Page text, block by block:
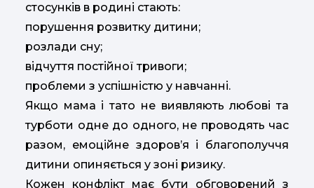
стосунків в родині стають:
порушення розвитку дитини;
розлади сну;
відчуття постійної тривоги;
проблеми з успішністю у навчанні.
Якщо мама і тато не виявляють любові та
турботи одне до одного, не проводять час
разом, емоційне здоров’я і благополуччя
дитини опиняється у зоні ризику.
Кожен конфлікт має бути обговорений з